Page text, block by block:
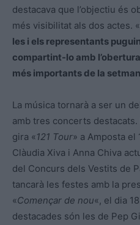
destacava que l’objectiu és
més visibilitat als dos actes. «
les i els representants
compartint-lo amb
més importants de la
La música tornarà a ser un
amb tres concerts
gira «121 Tour» a Amposta el
Clàudia Xiva i Anna Chiva
del Concurs dels Vestits de
tancarà les festes amb la
«Començar de nou«, el dia
destacades són les de Pep